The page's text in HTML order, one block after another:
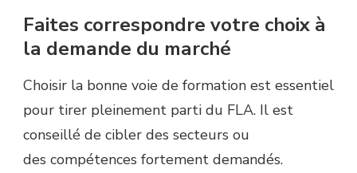
Faites correspondre votre choix à
la demande du marché
Choisir la bonne voie de formation est essentiel
pour tirer pleinement parti du FLA. Il est
conseillé de cibler des secteurs ou
des compétences fortement demandés.